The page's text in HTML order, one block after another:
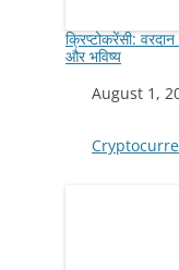
क्रिप्टोकरेंसी:
और भविष्य
Date
August 1,
In relation